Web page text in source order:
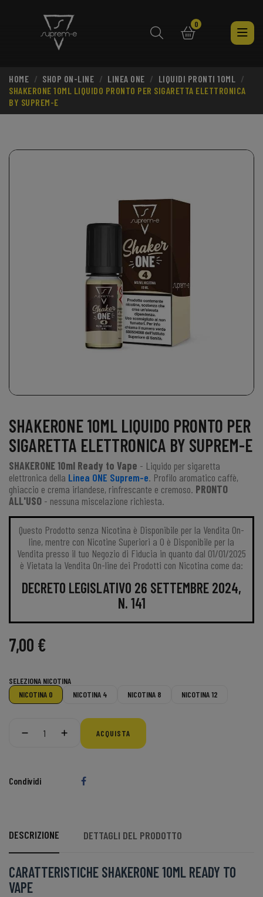
search
0
HOME SHOP ON-LINE LINEA ONE
LIQUIDI PRONTI 10ML
SHAKERONE 10ML LIQUIDO PRONTO PER SIGARETTA ELETTRONICA
BY SUPREM-E
SHAKERONE 10ML LIQUIDO PRONTO PER
SIGARETTA ELETTRONICA BY SUPREM-E
SHAKERONE 10ml Ready to Vape - Liquido per sigaretta
elettronica della Linea ONE Suprem-e. Profilo aromatico caffè,
ghiaccio e crema irlandese, rinfrescante e cremoso. PRONTO
ALL'USO - nessuna miscelazione richiesta.
Questo Prodotto senza Nicotina è Disponibile per la Vendita On-
line, mentre con Nicotine Superiori a 0 è Disponibile per la
Vendita presso il tuo Negozio di Fiducia in quanto dal 01/01/2025
è Vietata la Vendita On-line dei Prodotti con Nicotina come da:
DECRETO LEGISLATIVO 26 SETTEMBRE 2024,
N. 141
7,00 €
SELEZIONA NICOTINA
NICOTINA 0
NICOTINA 4 NICOTINA 8 NICOTINA 12
ACQUISTA
Condividi
DESCRIZIONE DETTAGLI DEL PRODOTTO
CARATTERISTICHE SHAKERONE 10ML READY TO
VAPE